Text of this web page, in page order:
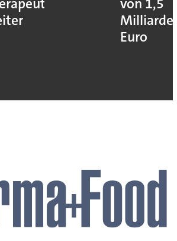
von 1,5
Euro